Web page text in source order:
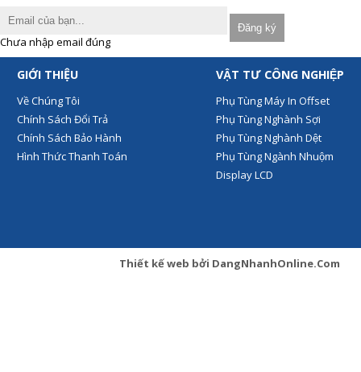
Chưa nhập email đúng
GIỚI THIỆU
Về Chúng Tôi
Chính Sách Đổi Trả
Chính Sách Bảo Hành
Hình Thức Thanh Toán
VẬT TƯ CÔNG NGHIỆP
Phụ Tùng Máy In Offset
Phụ Tùng Nghành Sợi
Phụ Tùng Nghành Dệt
Phụ Tùng Ngành Nhuộm
Display LCD
Thiết kế web bởi DangNhanhOnline.Com